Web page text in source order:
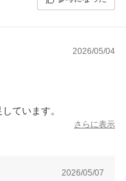
2026/05/04
ています。
さらに表示
2026/05/07